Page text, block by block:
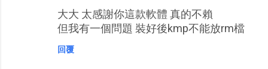
大大 太感謝你這款軟體 真的不賴
但我有一個問題 裝好後kmp不能放rm檔
回覆